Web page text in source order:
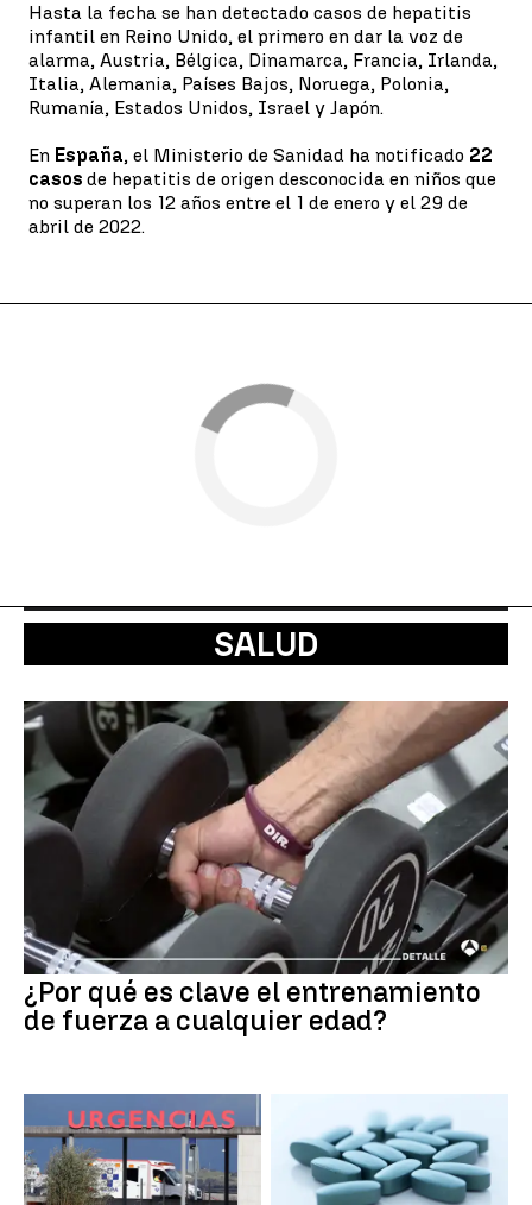
Hasta la fecha se han detectado casos de hepatitis
infantil en Reino Unido, el primero en dar la voz de
alarma, Austria, Bélgica, Dinamarca, Francia, Irlanda,
Italia, Alemania, Países Bajos, Noruega, Polonia,
Rumanía, Estados Unidos, Israel y Japón.
En España, el Ministerio de Sanidad ha notificado 22
casos de hepatitis de origen desconocida en niños que
no superan los 12 años entre el 1 de enero y el 29 de
abril de 2022.
SALUD
¿Por qué es clave el entrenamiento
de fuerza a cualquier edad?